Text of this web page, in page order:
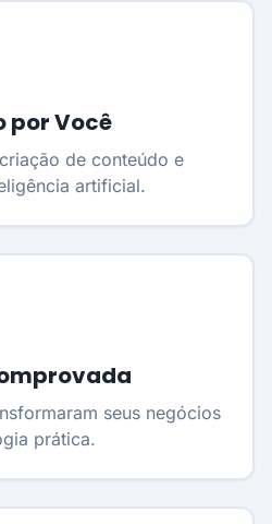
por Você
de conteúdo e
artificial.
seus negócios
prática.